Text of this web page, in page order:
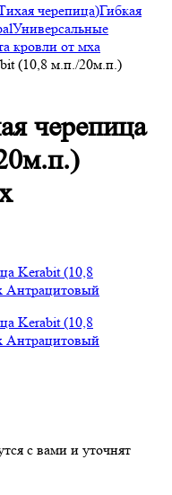
черепица)Гибкая
Универсальные
кровли от мха
(10,8 м.п./20м.п.)
черепица
с вами и уточнят